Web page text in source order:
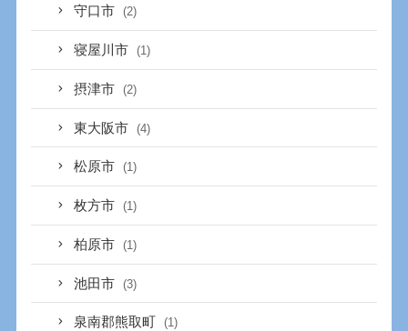
守口市 (2)
寝屋川市 (1)
摂津市 (2)
東大阪市 (4)
松原市 (1)
枚方市 (1)
柏原市 (1)
池田市 (3)
泉南郡熊取町 (1)